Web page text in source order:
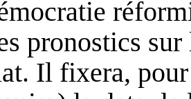
pronostics
Il fixera,